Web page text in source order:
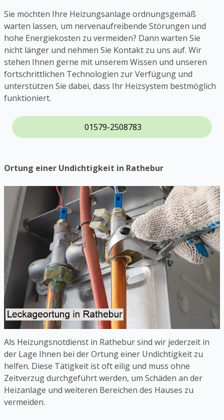
Sie möchten Ihre Heizungsanlage ordnungsgemäß
warten lassen, um nervenaufreibende Störungen und
hohe Energiekosten zu vermeiden? Dann warten Sie
nicht länger und nehmen Sie Kontakt zu uns auf. Wir
stehen Ihnen gerne mit unserem Wissen und unseren
fortschrittlichen Technologien zur Verfügung und
unterstützen Sie dabei, dass Ihr Heizsystem bestmöglich
funktioniert.
01579-2508783
Ortung einer Undichtigkeit in Rathebur
Als Heizungsnotdienst in Rathebur sind wir jederzeit in
der Lage Ihnen bei der Ortung einer Undichtigkeit zu
helfen. Diese Tätigkeit ist oft eilig und muss ohne
Zeitverzug durchgeführt werden, um Schäden an der
Heizanlage und weiteren Bereichen des Hauses zu
vermeiden.